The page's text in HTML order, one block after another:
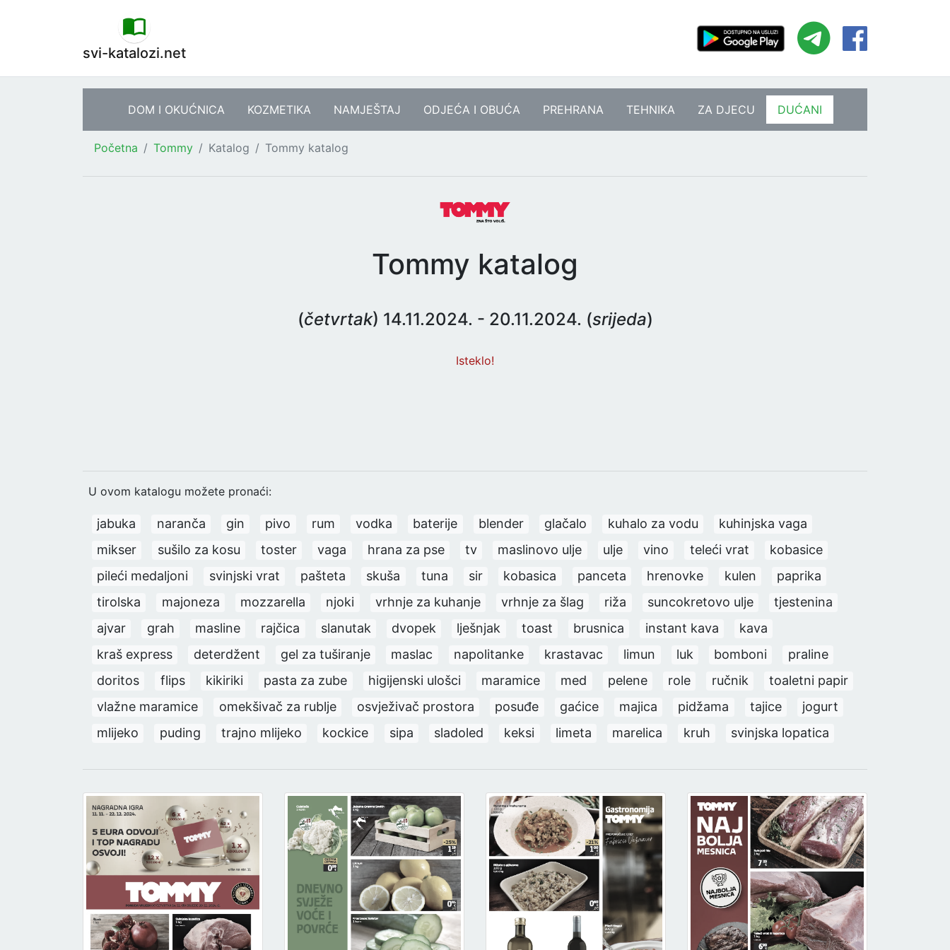
svi-katalozi.net
DOM I OKUĆNICA KOZMETIKA NAMJEŠTAJ ODJEĆA I OBUĆA PREHRANA TEHNIKA ZA DJECU DUĆANI
Početna Tommy Katalog Tommy katalog
Tommy katalog
(četvrtak) 14.11.2024. - 20.11.2024. (srijeda)
Isteklo!
U ovom katalogu možete pronaći:
jabuka naranča gin pivo rum vodka baterije blender glačalo kuhalo za vodu
kuhinjska vaga
mikser
sušilo za kosu toster vaga hrana za pse tv maslinovo ulje ulje vino teleći vrat
kobasice
pileći medaljoni
svinjski vrat pašteta skuša tuna sir kobasica panceta hrenovke kulen
paprika
tirolska
majoneza mozzarella njoki vrhnje za kuhanje vrhnje za šlag riža suncokretovo ulje
tjestenina
ajvar
grah masline rajčica slanutak dvopek lješnjak toast brusnica instant kava
kava
kraš express
deterdžent gel za tuširanje maslac napolitanke krastavac limun luk bomboni
praline
doritos
flips kikiriki pasta za zube higijenski ulošci maramice med pelene role ručnik
toaletni papir
vlažne maramice
omekšivač za rublje osvježivač prostora posuđe gaćice majica pidžama tajice
jogurt
mlijeko
puding trajno mlijeko kockice sipa sladoled keksi limeta marelica kruh svinjska lopatica